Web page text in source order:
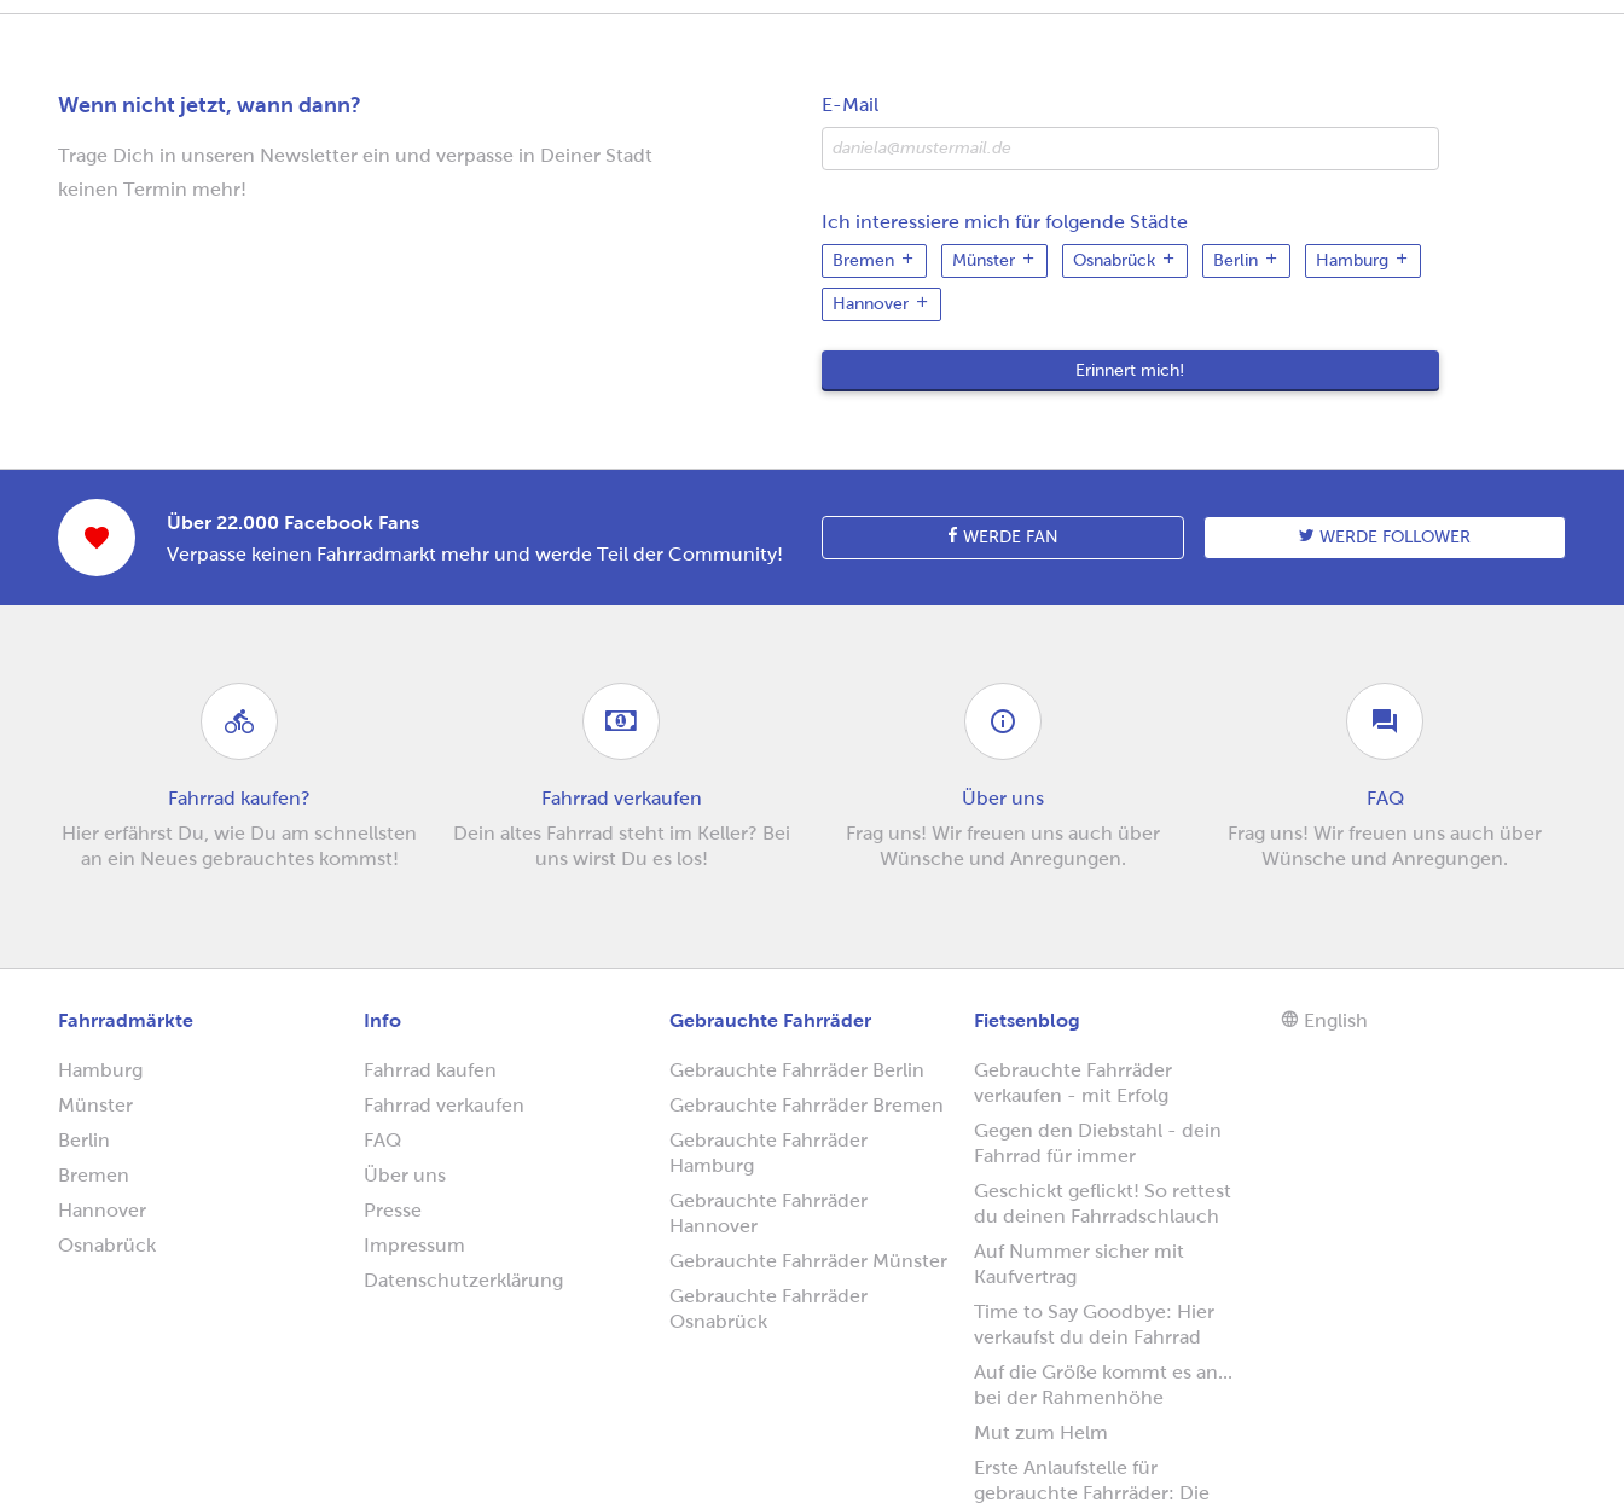
Wenn nicht jetzt, wann dann?
Trage Dich in unseren Newsletter ein und verpasse in Deiner Stadt
keinen Termin mehr!
E-Mail
Ich interessiere mich für folgende Städte
Bremen Münster Osnabrück Berlin Hamburg
Hannover
Über 22.000 Facebook Fans
Verpasse keinen Fahrradmarkt mehr und werde Teil der Community!
WERDE FAN WERDE FOLLOWER
Fahrrad kaufen?
Hier erfährst Du, wie Du am schnellsten
an ein Neues gebrauchtes kommst!
Fahrrad verkaufen
Dein altes Fahrrad steht im Keller? Bei
uns wirst Du es los!
Über uns
Frag uns! Wir freuen uns auch über
Wünsche und Anregungen.
FAQ
Frag uns! Wir freuen uns auch über
Wünsche und Anregungen.
Fahrradmärkte
Hamburg
Münster
Berlin
Bremen
Hannover
Osnabrück
Info
Fahrrad kaufen
Fahrrad verkaufen
FAQ
Über uns
Presse
Impressum
Datenschutzerklärung
Gebrauchte Fahrräder
Gebrauchte Fahrräder Berlin
Gebrauchte Fahrräder Bremen
Gebrauchte Fahrräder
Hamburg
Gebrauchte Fahrräder
Hannover
Gebrauchte Fahrräder Münster
Gebrauchte Fahrräder
Osnabrück
Fietsenblog
Gebrauchte Fahrräder
verkaufen - mit Erfolg
Gegen den Diebstahl - dein
Fahrrad für immer
Geschickt geflickt! So rettest
du deinen Fahrradschlauch
Auf Nummer sicher mit
Kaufvertrag
Time to Say Goodbye: Hier
verkaufst du dein Fahrrad
Auf die Größe kommt es an...
bei der Rahmenhöhe
Mut zum Helm
Erste Anlaufstelle für
gebrauchte Fahrräder: Die
English